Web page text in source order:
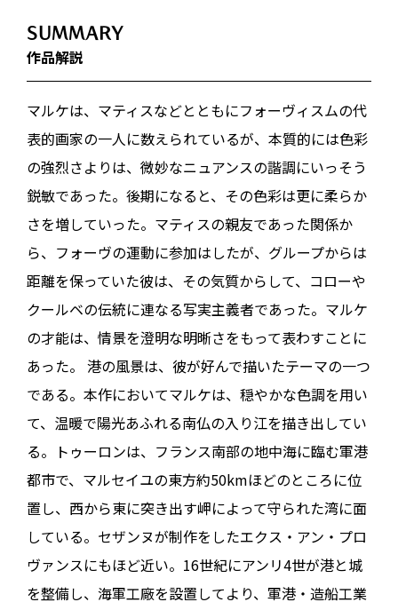
SUMMARY
作品解説
マルケは、マティスなどとともにフォーヴィスムの代
表的画家の一人に数えられているが、本質的には色彩
の強烈さよりは、微妙なニュアンスの諧調にいっそう
鋭敏であった。後期になると、その色彩は更に柔らか
さを増していった。マティスの親友であった関係か
ら、フォーヴの運動に参加はしたが、グループからは
距離を保っていた彼は、その気質からして、コローや
クールベの伝統に連なる写実主義者であった。マルケ
の才能は、情景を澄明な明晰さをもって表わすことに
あった。 港の風景は、彼が好んで描いたテーマの一つ
である。本作においてマルケは、穏やかな色調を用い
て、温暖で陽光あふれる南仏の入り江を描き出してい
る。トゥーロンは、フランス南部の地中海に臨む軍港
都市で、マルセイユの東方約50kmほどのところに位
置し、西から東に突き出す岬によって守られた湾に面
している。セザンヌが制作をしたエクス・アン・プロ
ヴァンスにもほど近い。16世紀にアンリ4世が港と城
を整備し、海軍工廠を設置してより、軍港・造船工業